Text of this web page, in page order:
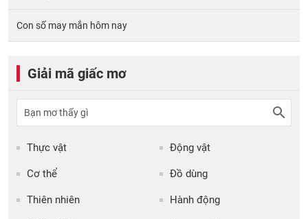
Con số may mắn hôm nay
Giải mã giấc mơ
Thực vật Động vật
Cơ thể Đồ dùng
Thiên nhiên Hành động